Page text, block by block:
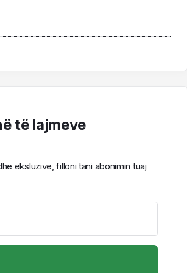
të lajmeve
eksluzive, filloni tani abonimin tuaj